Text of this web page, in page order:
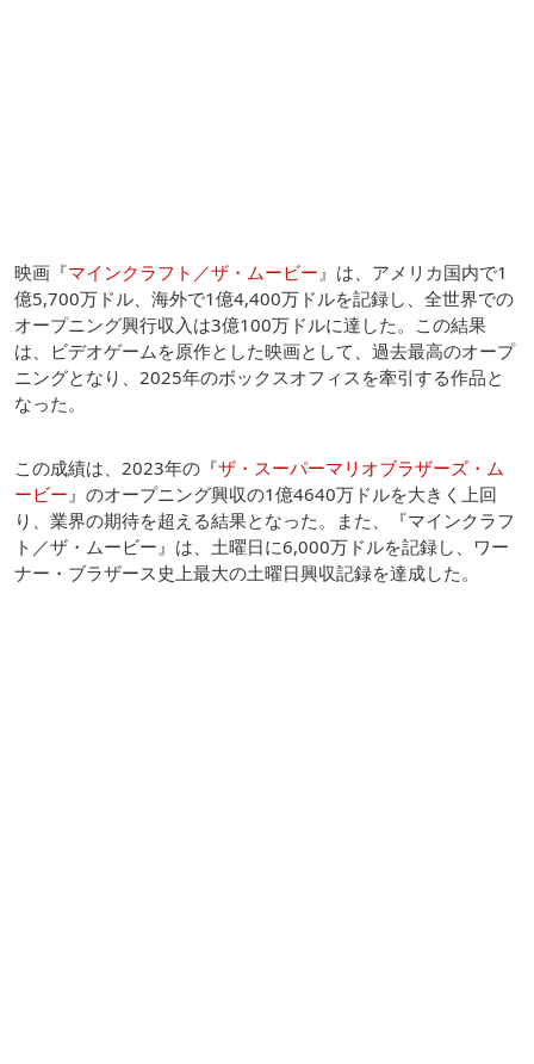
映画『マインクラフト／ザ・ムービー 』は、アメリカ国内で1
億5,700万ドル、海外で1億4,400万ドルを記録し、全世界での
オープニング興行収入は3億100万ドルに達した。この結果
は、ビデオゲームを原作とした映画として、過去最高のオープ
ニングとなり、2025年のボックスオフィスを牽引する作品と
なった。
この成績は、2023年の『ザ・スーパーマリオブラザーズ・ム
ービー 』のオープニング興収の1億4640万ドルを大きく上回
り、業界の期待を超える結果となった。また、『マインクラフ
ト／ザ・ムービー』は、土曜日に6,000万ドルを記録し、ワー
ナー・ブラザース史上最大の土曜日興収記録を達成した。